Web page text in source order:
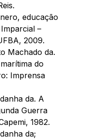
educação
–
2009.
Machado da.
do
Imprensa
da. A
Guerra
1982.
da;